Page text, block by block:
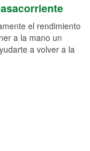
el rendimiento
a la mano un
a volver a la